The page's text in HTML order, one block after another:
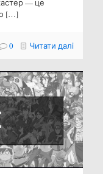
— це
[…]
0 Читати далі